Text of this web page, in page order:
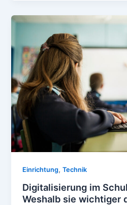
Einrichtung,Technik
Digitalisierung im
Weshalb sie wichtiger